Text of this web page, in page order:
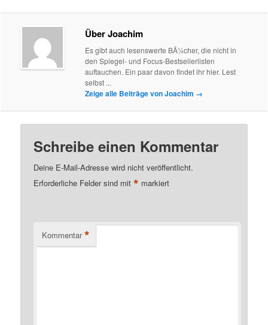
Über Joachim
Es gibt auch lesenswerte BÃ¼cher, die nicht in
den Spiegel- und Focus-Bestsellerlisten
auftauchen. Ein paar davon findet ihr hier. Lest
selbst ...
Zeige alle Beiträge von Joachim →
Schreibe einen Kommentar
Deine E-Mail-Adresse wird nicht veröffentlicht.
Erforderliche Felder sind mit* markiert
Kommentar *